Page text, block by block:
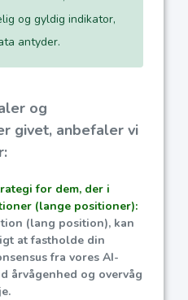
og gyldig indikator,
antyder.
og
givet, anbefaler vi
for dem, der i
(lange positioner):
(lang position), kan
at fastholde din
fra vores AI-
årvågenhed og overvåg